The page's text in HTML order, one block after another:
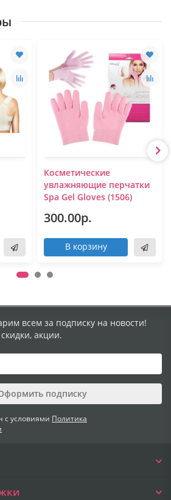
Косметические
увлажняющие перчатки
Spa Gel Gloves (1506)
300.00р.
В корзину
всем за подписку на новости!
акции.
подписку
с условиями Политика